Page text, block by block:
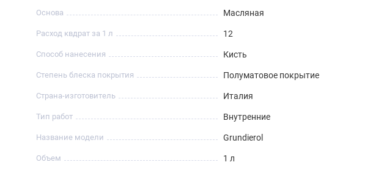
Основа Масляная
Расход квдрат за 1 л 12
Способ нанесения Кисть
Степень блеска покрытия Полуматовое покрытие
Страна-изготовитель Италия
Тип работ Внутренние
Название модели Grundierol
Объем 1 л